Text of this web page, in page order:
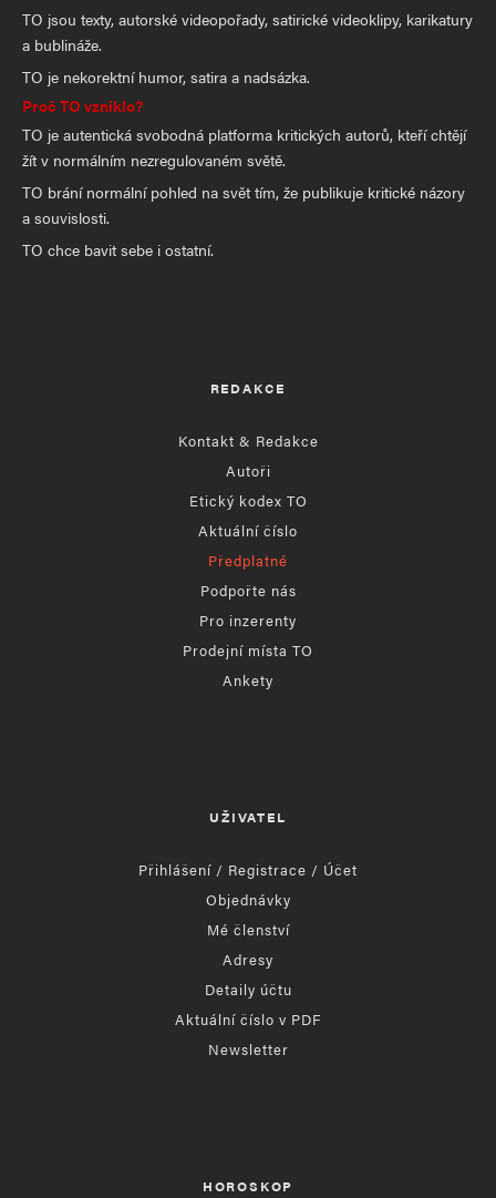
TO jsou texty, autorské videopořady, satirické videoklipy, karikatury
a bublináže.
TO je nekorektní humor, satira a nadsázka.
Proč TO vzniklo?
TO je autentická svobodná platforma kritických autorů, kteří chtějí
žít v normálním nezregulovaném světě.
TO brání normální pohled na svět tím, že publikuje kritické názory
a souvislosti.
TO chce bavit sebe i ostatní.
REDAKCE
Kontakt & Redakce
Autoři
Etický kodex TO
Aktuální číslo
Předplatné
Podpořte nás
Pro inzerenty
Prodejní místa TO
Ankety
UŽIVATEL
Přihlášení / Registrace / Účet
Objednávky
Mé členství
Adresy
Detaily účtu
Aktuální číslo v PDF
Newsletter
HOROSKOP